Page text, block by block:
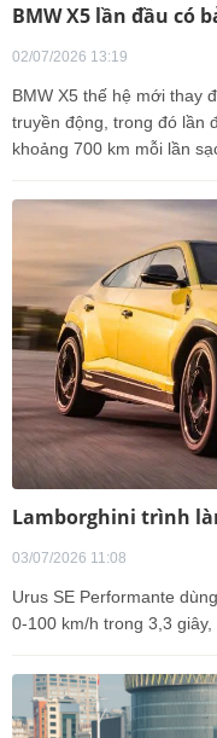
BMW X5 lần đầu có
02/07/2026 13:19
BMW X5 thế hệ mới thay
truyền động, trong đó lần
khoảng 700 km mỗi lần
Lamborghini trình
03/07/2026 11:08
Urus SE Performante
0-100 km/h trong 3,3 giây,